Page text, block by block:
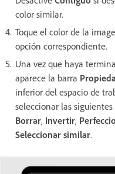
color similar.
Toque el color de la
opción correspondiente.
Una vez que haya
aparece la barra
inferior del espacio de
seleccionar las siguientes
Borrar, Invertir,
Seleccionar similar.